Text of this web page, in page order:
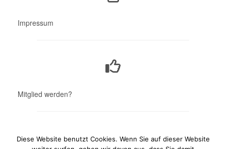
Impressum
Mitglied werden?
Diese Website benutzt Cookies. Wenn Sie auf dieser Website